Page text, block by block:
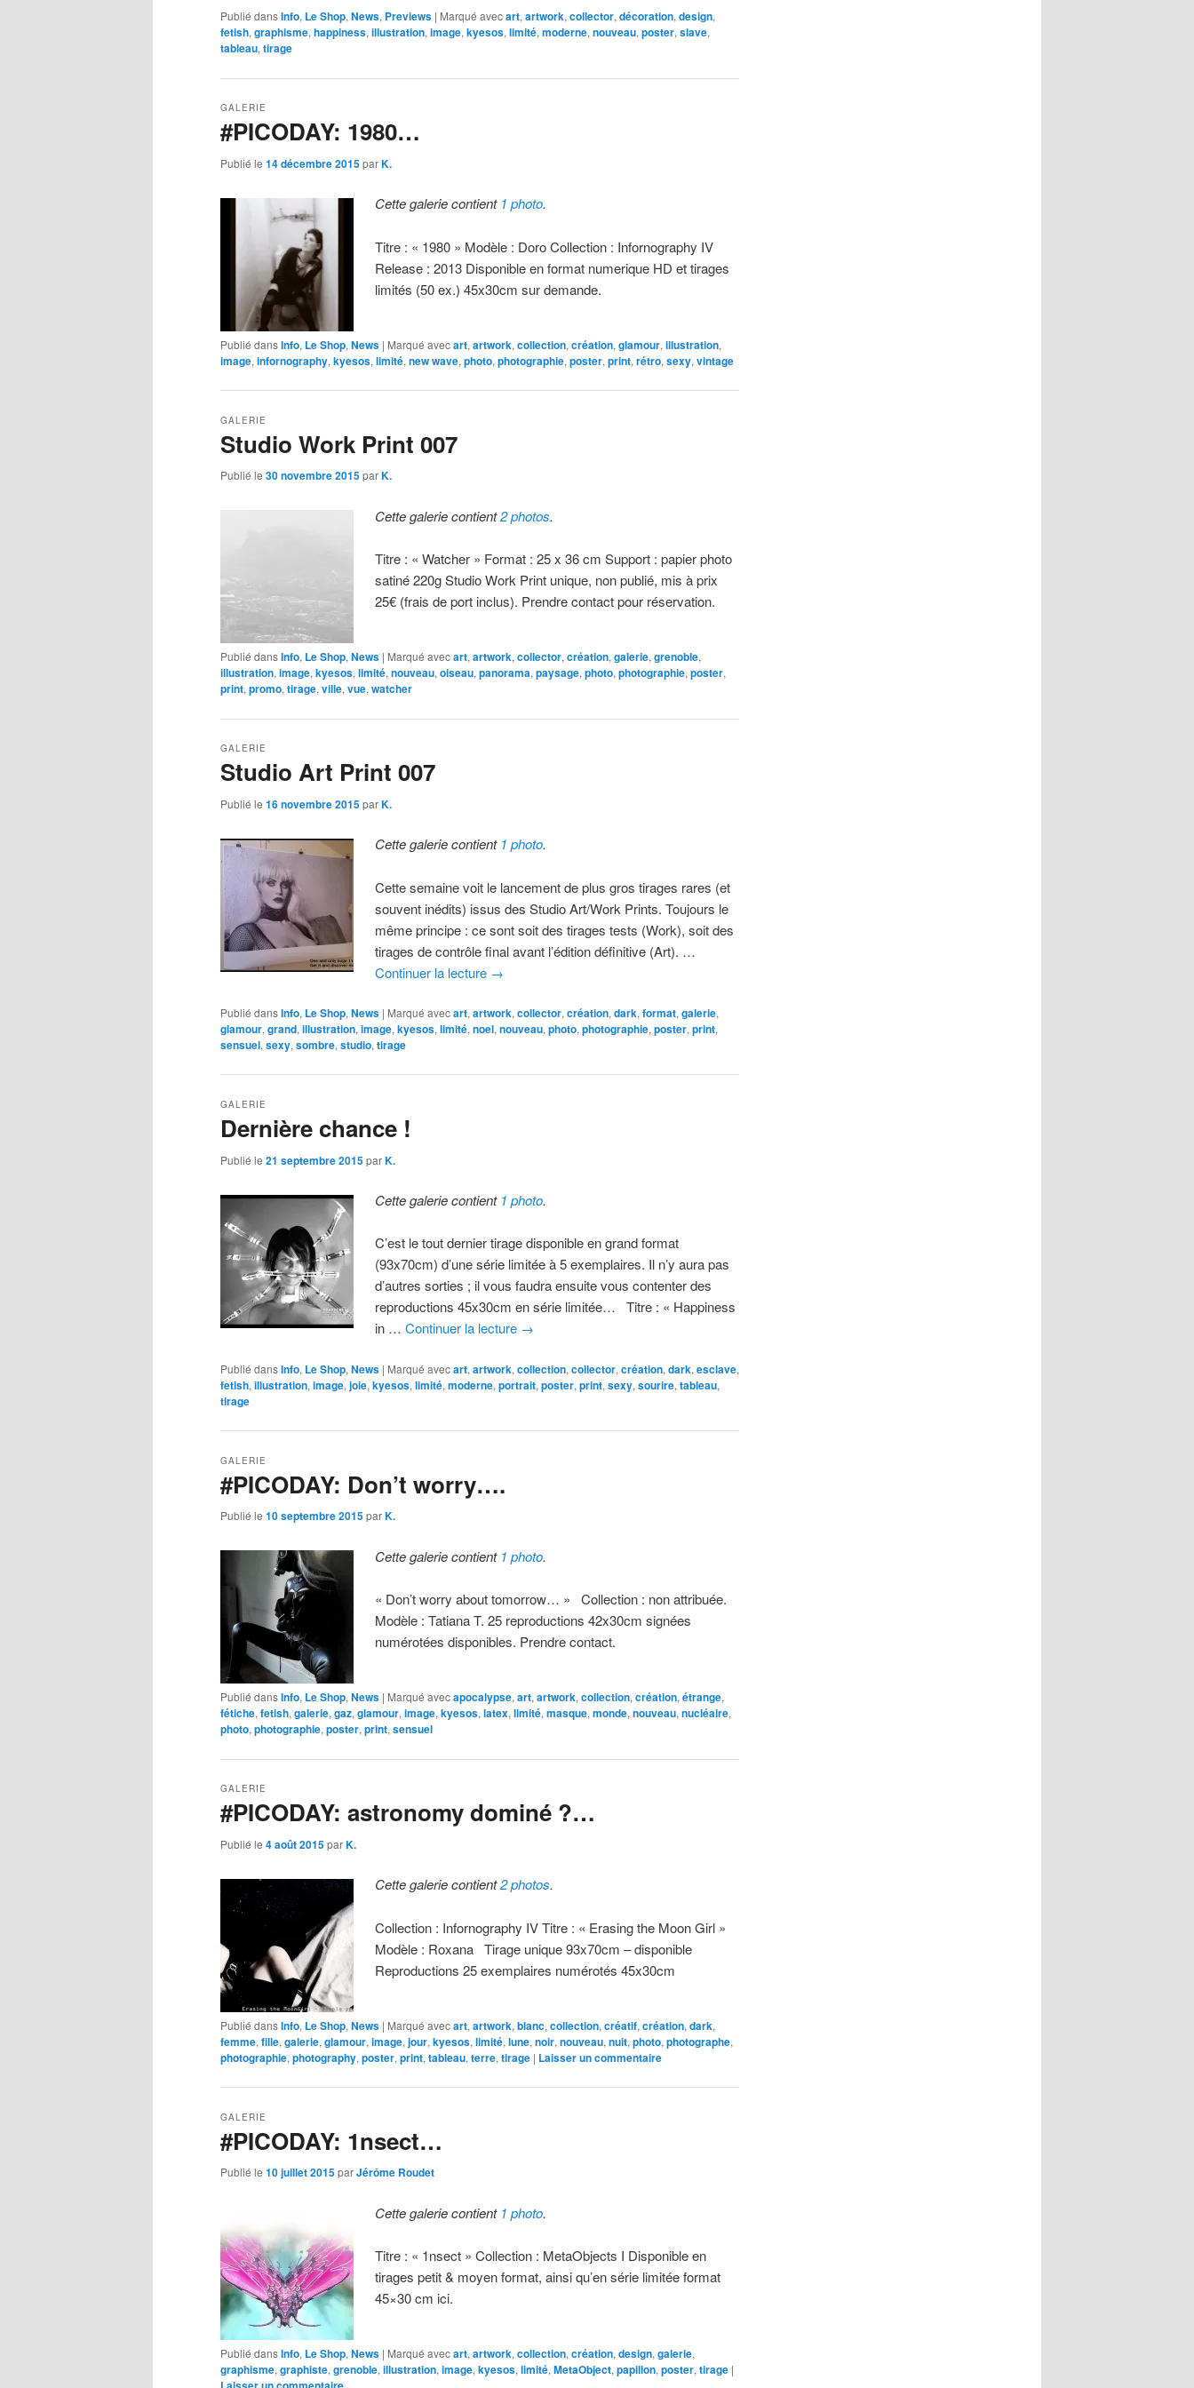
Publié dansInfo, Le Shop, News, Previews | Marqué avecart, artwork, collector, décoration, design,
fetish, graphisme, happiness, illustration, image, kyesos, limité, moderne, nouveau, poster, slave,
tableau, tirage
#PICODAY: 1980…
GALERIE
Publié le 14 décembre 2015parK.
Cette galerie contient 1 photo.
Titre : « 1980 » Modèle : Doro Collection : Infornography IV
Release : 2013 Disponible en format numerique HD et tirages
limités (50 ex.) 45x30cm sur demande.
Publié dansInfo, Le Shop, News | Marqué avecart, artwork, collection, création, glamour, illustration,
image, infornography, kyesos, limité, new wave, photo, photographie, poster, print, rétro, sexy, vintage
Studio Work Print 007
GALERIE
Publié le 30 novembre 2015parK.
Cette galerie contient2 photos.
Titre : « Watcher » Format : 25 x 36 cm Support : papier photo
satiné 220g Studio Work Print unique, non publié, mis à prix
25€ (frais de port inclus). Prendre contact pour réservation.
Publié dansInfo, Le Shop,News | Marqué avecart,artwork,collector,création,galerie,grenoble,
illustration,image,kyesos,limité,nouveau,oiseau,panorama,paysage,photo,photographie,poster,
print,promo,tirage,ville,vue,watcher
Studio Art Print 007
GALERIE
Publié le 16 novembre 2015parK.
Cette galerie contient 1 photo.
Cette semaine voit le lancement de plus gros tirages rares (et
souvent inédits) issus des Studio Art/Work Prints. Toujours le
même principe : ce sont soit des tirages tests (Work), soit des
tirages de contrôle final avant l’édition définitive (Art). …
Continuer la lecture →
Publié dansInfo, Le Shop, News | Marqué avecart, artwork, collector, création, dark, format, galerie,
glamour, grand, illustration, image, kyesos, limité, noel, nouveau, photo, photographie, poster, print,
sensuel, sexy, sombre, studio, tirage
Dernière chance !
GALERIE
Publié le 21 septembre 2015parK.
Cette galerie contient 1 photo.
C’est le tout dernier tirage disponible en grand format
(93x70cm) d’une série limitée à 5 exemplaires. Il n’y aura pas
d’autres sorties ; il vous faudra ensuite vous contenter des
reproductions 45x30cm en série limitée… Titre : « Happiness
in …Continuer la lecture →
Publié dansInfo, Le Shop, News | Marqué avecart, artwork, collection, collector, création, dark, esclave,
fetish, illustration, image, joie, kyesos, limité, moderne, portrait, poster, print, sexy, sourire, tableau,
tirage
#PICODAY: Don’t worry….
GALERIE
Publié le 10 septembre 2015parK.
Cette galerie contient 1 photo.
« Don’t worry about tomorrow… » Collection : non attribuée.
Modèle : Tatiana T. 25 reproductions 42x30cm signées
numérotées disponibles. Prendre contact.
Publié dansInfo, Le Shop, News | Marqué avecapocalypse, art, artwork, collection, création, étrange,
fétiche, fetish, galerie, gaz, glamour, image, kyesos, latex, limité, masque, monde, nouveau, nucléaire,
photo, photographie, poster, print, sensuel
#PICODAY: astronomy dominé ?…
GALERIE
Publié le 4 août 2015parK.
Cette galerie contient2 photos.
Collection : Infornography IV Titre : « Erasing the Moon Girl »
Modèle : Roxana Tirage unique 93x70cm – disponible
Reproductions 25 exemplaires numérotés 45x30cm
Publié dansInfo, Le Shop, News | Marqué avecart, artwork, blanc, collection, créatif, création, dark,
femme, fille, galerie, glamour, image, jour, kyesos, limité, lune, noir, nouveau, nuit, photo, photographe,
photographie, photography, poster, print, tableau, terre, tirage | Laisser un commentaire
#PICODAY: 1nsect…
GALERIE
Publié le 10 juillet 2015parJérôme Roudet
Cette galerie contient 1 photo.
Titre : « 1nsect » Collection : MetaObjects I Disponible en
tirages petit & moyen format, ainsi qu’en série limitée format
45×30 cm ici.
Publié dansInfo, Le Shop,News | Marqué avecart,artwork,collection,création,design,galerie,
graphisme,graphiste,grenoble,illustration,image,kyesos,limité,MetaObject,papillon,poster,tirage |